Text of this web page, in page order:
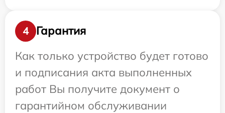
4
Гарантия
Как только устройство будет готово
и подписания акта выполненных
работ Вы получите документ о
гарантийном обслуживании